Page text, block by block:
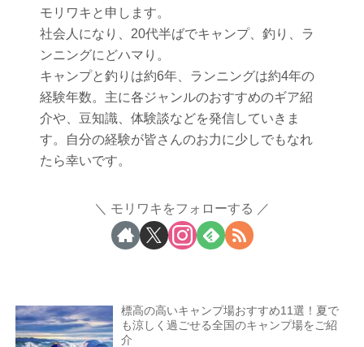
モリワキと申します。
社会人になり、20代半ばでキャンプ、釣り、ラ
ンニングにどハマり。
キャンプと釣りは約6年、ランニングは約4年の
経験年数。主に各ジャンルのおすすめのギア紹
介や、豆知識、体験談などを発信していきま
す。自分の経験が皆さんのお力に少しでもなれ
たら幸いです。
モリワキをフォローする
標高の高いキャンプ場おすすめ11選！夏で
も涼しく過ごせる全国のキャンプ場をご紹
介